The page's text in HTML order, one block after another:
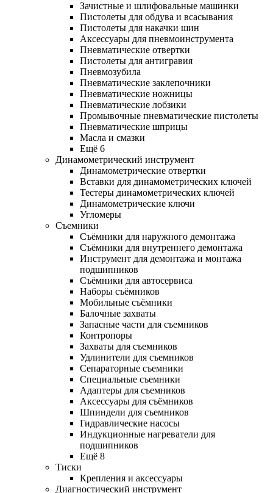
Зачистные и шлифовальные машинки
Пистолеты для обдува и всасывания
Пистолеты для накачки шин
Аксессуары для пневмоинструмента
Пневматические отвертки
Пистолеты для антигравия
Пневмозубила
Пневматические заклепочники
Пневматические ножницы
Пневматические лобзики
Промывочные пневматические пистолеты
Пневматические шприцы
Масла и смазки
Ещё 6
Динамометрический инструмент
Динамометрические отвертки
Вставки для динамометрических ключей
Тестеры динамометрических ключей
Динамометрические ключи
Угломеры
Съемники
Съёмники для наружного демонтажа
Съёмники для внутреннего демонтажа
Инструмент для демонтажа и монтажа
подшипников
Съёмники для автосервиса
Наборы съёмников
Мобильные съёмники
Балочные захваты
Запасные части для съемников
Контропоры
Захваты для съемников
Удлинители для съемников
Сепараторные съемники
Специальные съемники
Адаптеры для съемников
Аксессуары для съёмников
Шпиндели для съемников
Гидравлические насосы
Индукционные нагреватели для
подшипников
Ещё 8
Тиски
Крепления и аксессуары
Диагностический инструмент